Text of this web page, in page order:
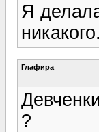
Я
Глафира
?